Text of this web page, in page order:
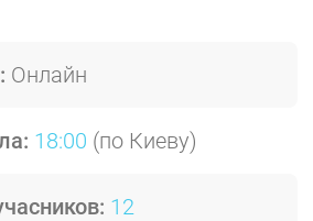
Онлайн
18:00 (по Киеву)
12